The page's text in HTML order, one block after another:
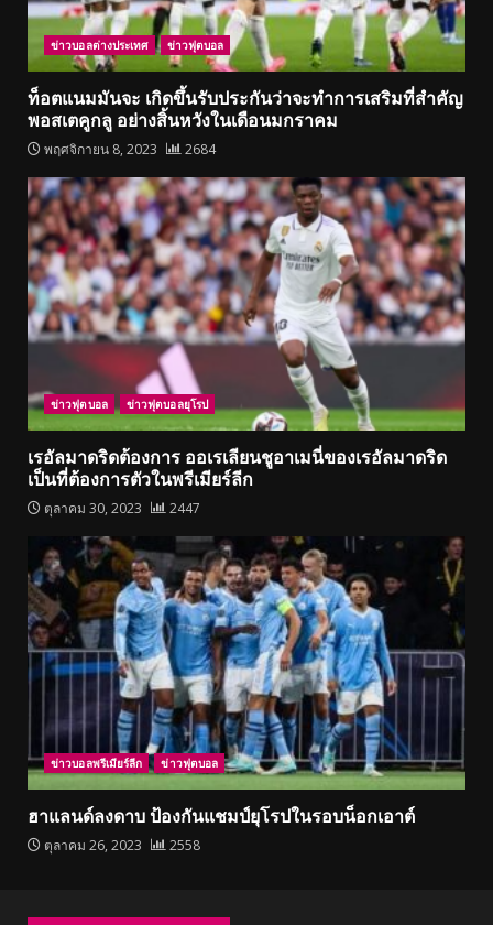
ข่าวบอลต่างประเทศ ข่าวฟุตบอล
ท็อตแนมมันจะ เกิดขึ้นรับประกันว่าจะทำการเสริมที่สำคัญ
พอสเตคูกลู อย่างสิ้นหวังในเดือนมกราคม
พฤศจิกายน 8, 2023 2684
ข่าวฟุตบอล ข่าวฟุตบอลยุโรป
เรอัลมาดริดต้องการ ออเรเลียนชูอาเมนี่ของเรอัลมาดริด
เป็นที่ต้องการตัวในพรีเมียร์ลีก
ตุลาคม 30, 2023 2447
ข่าวบอลพรีเมียร์ลีก ข่าวฟุตบอล
ฮาแลนด์ลงดาบ ป้องกันแชมป์ยุโรปในรอบน็อกเอาต์
ตุลาคม 26, 2023 2558